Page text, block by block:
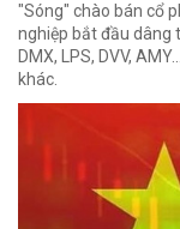
"Sóng" chào bán cổ
nghiệp bắt đầu dâng
DMX, LPS, DVV,
khác.